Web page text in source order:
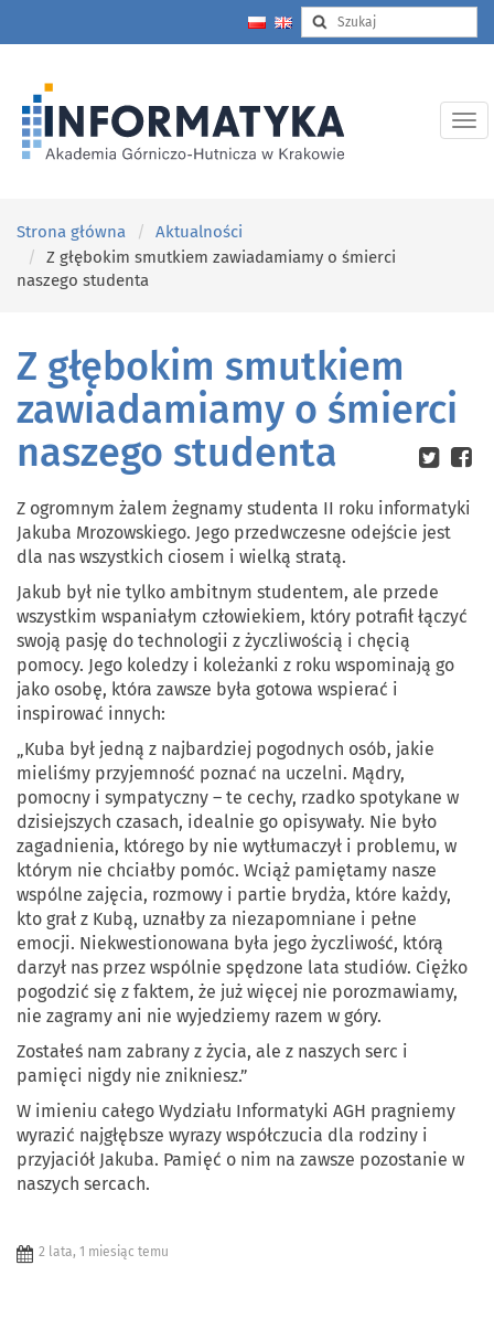
Strona główna
Aktualności
Z głębokim smutkiem zawiadamiamy o śmierci
naszego studenta
Z głębokim smutkiem
zawiadamiamy o śmierci
naszego studenta
Z ogromnym żalem żegnamy studenta II roku informatyki
Jakuba Mrozowskiego. Jego przedwczesne odejście jest
dla nas wszystkich ciosem i wielką stratą.
Jakub był nie tylko ambitnym studentem, ale przede
wszystkim wspaniałym człowiekiem, który potrafił łączyć
swoją pasję do technologii z życzliwością i chęcią
pomocy. Jego koledzy i koleżanki z roku wspominają go
jako osobę, która zawsze była gotowa wspierać i
inspirować innych:
„Kuba był jedną z najbardziej pogodnych osób, jakie
mieliśmy przyjemność poznać na uczelni. Mądry,
pomocny i sympatyczny – te cechy, rzadko spotykane w
dzisiejszych czasach, idealnie go opisywały. Nie było
zagadnienia, którego by nie wytłumaczył i problemu, w
którym nie chciałby pomóc. Wciąż pamiętamy nasze
wspólne zajęcia, rozmowy i partie brydża, które każdy,
kto grał z Kubą, uznałby za niezapomniane i pełne
emocji. Niekwestionowana była jego życzliwość, którą
darzył nas przez wspólnie spędzone lata studiów. Ciężko
pogodzić się z faktem, że już więcej nie porozmawiamy,
nie zagramy ani nie wyjedziemy razem w góry.
Zostałeś nam zabrany z życia, ale z naszych serc i
pamięci nigdy nie znikniesz.”
W imieniu całego Wydziału Informatyki AGH pragniemy
wyrazić najgłębsze wyrazy współczucia dla rodziny i
przyjaciół Jakuba. Pamięć o nim na zawsze pozostanie w
naszych sercach.
2 lata, 1 miesiąc temu